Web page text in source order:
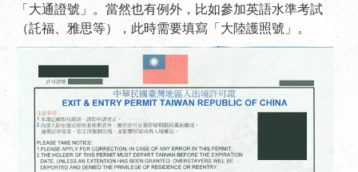
「大通證號」。當然也有例外，比如參加英語水準考試
（託福、雅思等），此時需要填寫「大陸護照號」。